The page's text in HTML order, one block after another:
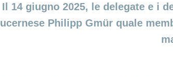
Il 14 giugno 2025, le delegate e i
lucernese Philipp Gmür quale